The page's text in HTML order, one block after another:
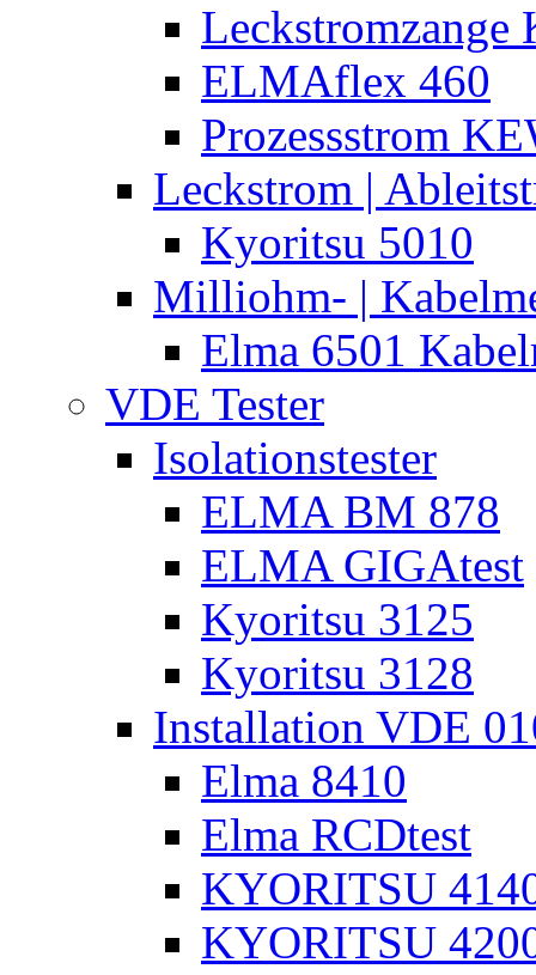
Leckstromzange
ELMAflex 460
Prozessstrom
Leckstrom |
Kyoritsu 5010
Milliohm- |
Elma 6501
VDE Tester
Isolationstester
ELMA BM 878
ELMA GIGAtest
Kyoritsu 3125
Kyoritsu 3128
Installation VDE
Elma 8410
Elma RCDtest
KYORITSU
KYORITSU